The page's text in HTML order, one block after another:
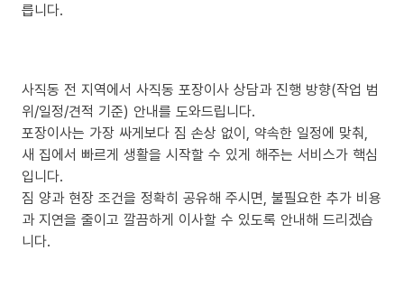
릅니다.
사직동 전 지역에서 사직동 포장이사 상담과 진행 방향(작업 범
위/일정/견적 기준) 안내를 도와드립니다.
포장이사는 가장 싸게보다 짐 손상 없이, 약속한 일정에 맞춰,
새 집에서 빠르게 생활을 시작할 수 있게 해주는 서비스가 핵심
입니다.
짐 양과 현장 조건을 정확히 공유해 주시면, 불필요한 추가 비용
과 지연을 줄이고 깔끔하게 이사할 수 있도록 안내해 드리겠습
니다.